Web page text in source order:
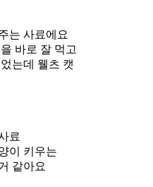
는 사료에요
바로 잘 먹고
는데 웰츠 캣
료
이 키우는
같아요